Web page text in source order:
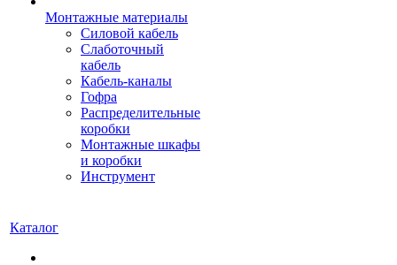
Монтажные материалы
Силовой кабель
Слаботочный
кабель
Кабель-каналы
Гофра
Распределительные
коробки
Монтажные шкафы
и коробки
Инструмент
Каталог